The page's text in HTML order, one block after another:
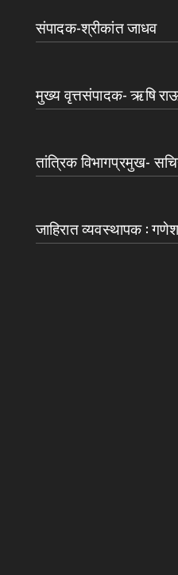
संपादक-श्रीकांत जाधव
मुख्य वृत्तसंपादक- ऋषि
तांत्रिक विभागप्रमुख-
जाहिरात व्यवस्थापक :